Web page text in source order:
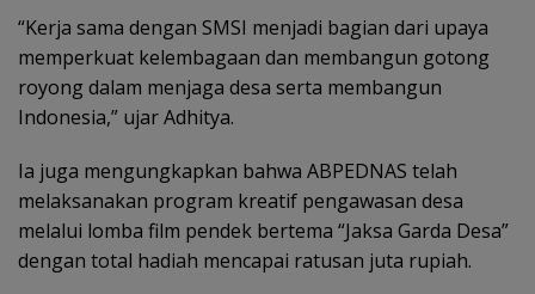
“Kerja sama dengan SMSI menjadi bagian dari upaya
memperkuat kelembagaan dan membangun gotong
royong dalam menjaga desa serta membangun
Indonesia,” ujar Adhitya.
Ia juga mengungkapkan bahwa ABPEDNAS telah
melaksanakan program kreatif pengawasan desa
melalui lomba film pendek bertema “Jaksa Garda Desa”
dengan total hadiah mencapai ratusan juta rupiah.